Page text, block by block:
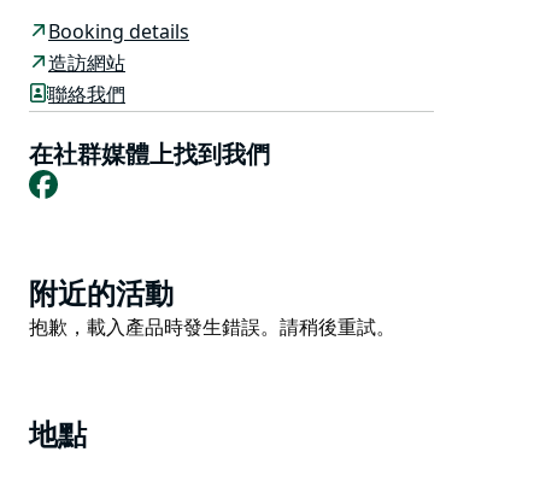
造的，重視細節以創造輕鬆且獨具巧思的居家氛圍，確保
您的鄉村假期擁有高度的私密性。 壁爐、水療中心、休
息室與私人庭園，讓每間客房成為理想的靜居。 設有室
內全年溫水泳池。 本旅館擁有販賣酒類的許可證。 20 分
鐘車程內即可抵達兩座高爾夫球場。 旅館距離斯昆
（Scone）城鎮僅三公里。
Booking details
造訪網站
聯絡我們
在社群媒體上找到我們
Facebook
Product
List
附近的活動
Product
抱歉，載入產品時發生錯誤。請稍後重試。
地點